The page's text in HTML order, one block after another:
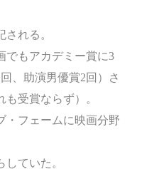
れる。
でもアカデミー賞に3
、助演男優賞2回）さ
受賞ならず）。
・フェームに映画分野
ていた。